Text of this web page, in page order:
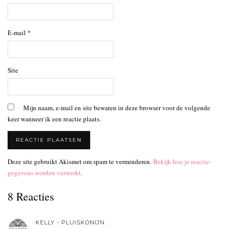
E-mail *
Site
Mijn naam, e-mail en site bewaren in deze browser voor de volgende
keer wanneer ik een reactie plaats.
Deze site gebruikt Akismet om spam te verminderen.Bekijk hoe je reactie-
gegevens worden verwerkt.
8 Reacties
KELLY - PLUISKONIJN.